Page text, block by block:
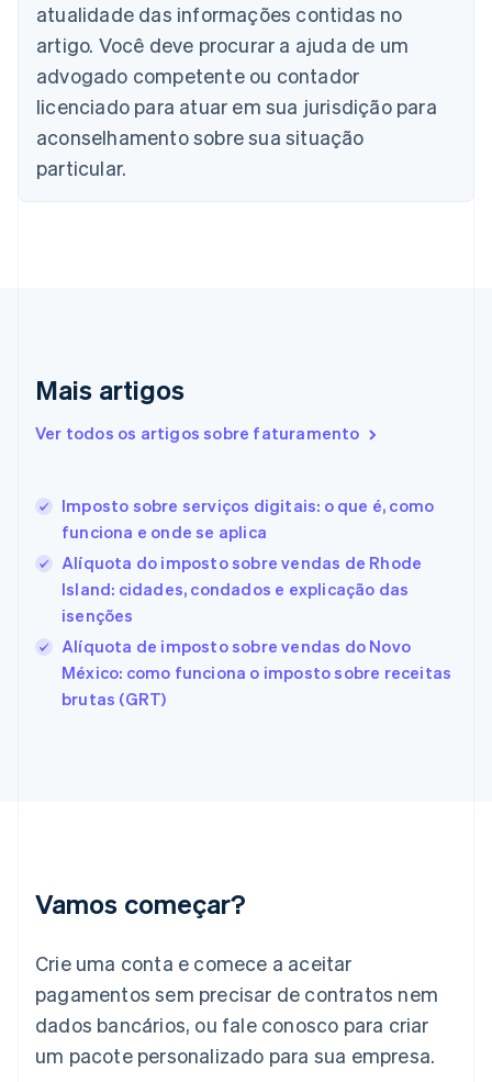
atualidade das informações contidas no
artigo. Você deve procurar a ajuda de um
advogado competente ou contador
licenciado para atuar em sua jurisdição para
aconselhamento sobre sua situação
particular.
Mais artigos
Ver todos os artigos sobre faturamento
Imposto sobre serviços digitais: o que é, como
funciona e onde se aplica
Alíquota do imposto sobre vendas de Rhode
Island: cidades, condados e explicação das
isenções
Alíquota de imposto sobre vendas do Novo
México: como funciona o imposto sobre receitas
brutas (GRT)
Vamos começar?
Crie uma conta e comece a aceitar
pagamentos sem precisar de contratos nem
dados bancários, ou fale conosco para criar
um pacote personalizado para sua empresa.
Bélgica
NederlandsFrançaisDeutsch English
Brasil
Português English
Bulgária
English
Canadá
EnglishFrançais
China continental
Emirados Árabes Unidos
English
Eslováquia
Espanha
EspañolEnglish
Estados Unidos
English Español 简体中文
Estônia
English
Finlândia
EnglishSvenska
França
Irlanda
Itália
English
Japão
日本語English
Letônia